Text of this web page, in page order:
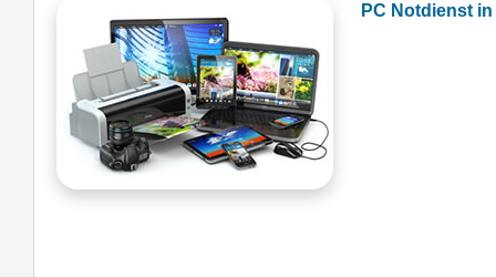
PC Notdienst